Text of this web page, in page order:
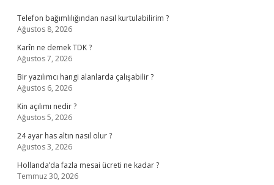
Telefon bağımlılığından nasıl kurtulabilirim ?
Ağustos 8, 2026
Karîn ne demek TDK ?
Ağustos 7, 2026
Bir yazılımcı hangi alanlarda çalışabilir ?
Ağustos 6, 2026
Kin açılımı nedir ?
Ağustos 5, 2026
24 ayar has altın nasıl olur ?
Ağustos 3, 2026
Hollanda’da fazla mesai ücreti ne kadar ?
Temmuz 30, 2026